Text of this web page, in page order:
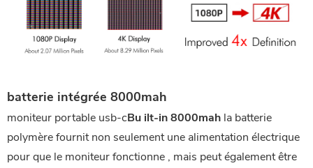
batterie intégrée 8000mah
moniteur portable usb-cBu ilt-in 8000mah la batterie
polymère fournit non seulement une alimentation électrique
pour que le moniteur fonctionne , mais peut également être